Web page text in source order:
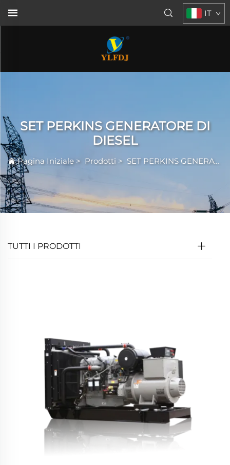
IT
SET PERKINS GENERATORE DI
DIESEL
Pagina Iniziale> Prodotti > SET PERKINS GENERATORE DI DIESEL
TUTTI I PRODOTTI